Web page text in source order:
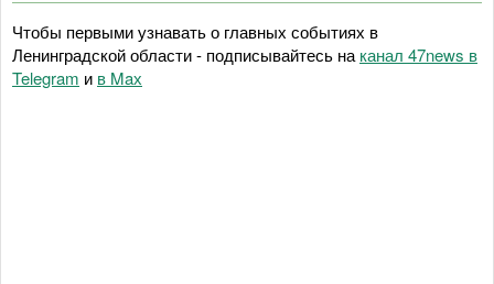
Чтобы первыми узнавать о главных событиях в
Ленинградской области - подписывайтесь на канал 47news в
Telegram и в Maх